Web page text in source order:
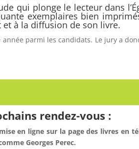
qui plonge le lecteur dans
exemplaires bien
et à la diffusion de son livre.
parmi les candidats. Le jury a
rendez-vous :
en ligne sur la page des livres en
Georges Perec.